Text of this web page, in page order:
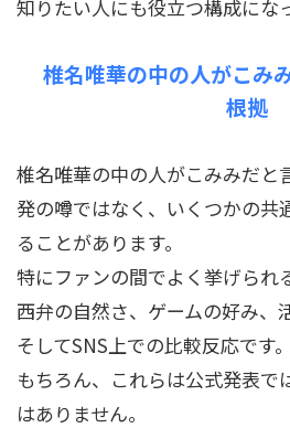
知りたい人にも役立つ構成にな
椎名唯華の中の人がこみ
根拠
椎名唯華の中の人がこみみだと
発の噂ではなく、いくつかの共
ることがあります。
特にファンの間でよく挙げられ
西弁の自然さ、ゲームの好み、
そしてSNS上での比較反応です。
もちろん、これらは公式発表で
はありません。